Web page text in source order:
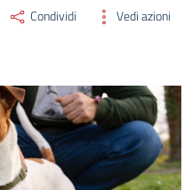
Condividi Vedi azioni